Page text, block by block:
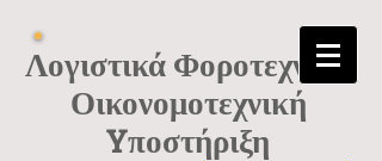
Λογιστικά Φοροτεχνικά
Οικονομοτεχνική
Yποστήριξη